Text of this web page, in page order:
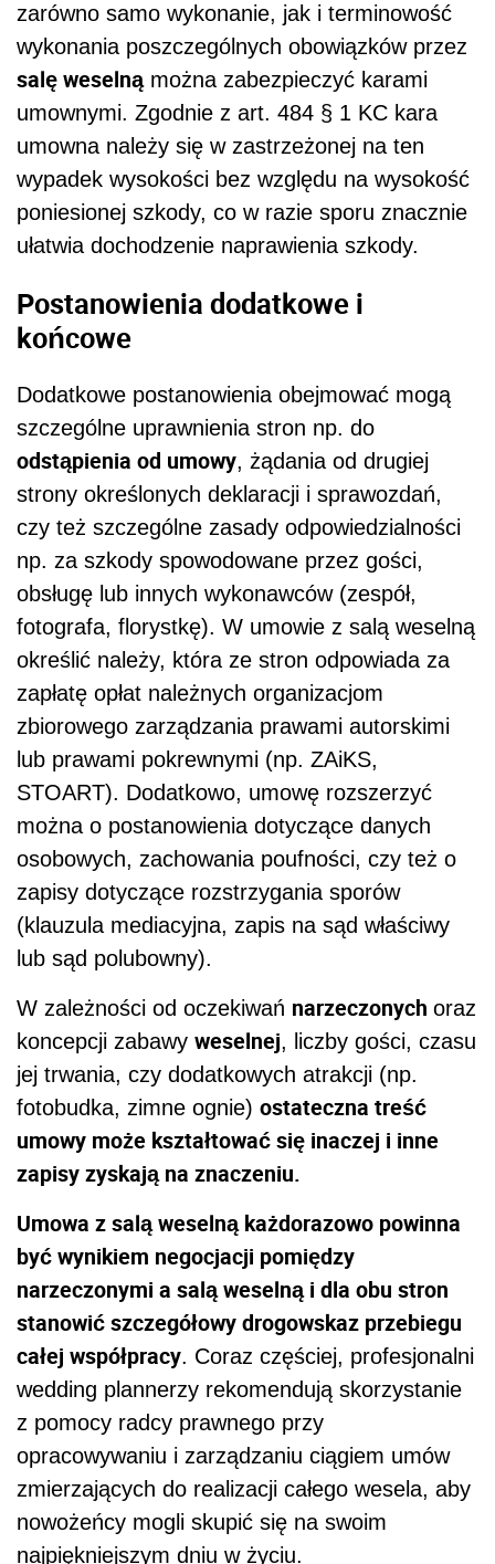
zarówno samo wykonanie, jak i terminowość
wykonania poszczególnych obowiązków przez
salę weselnąmożna zabezpieczyć karami
umownymi. Zgodnie z art. 484 § 1 KC kara
umowna należy się w zastrzeżonej na ten
wypadek wysokości bez względu na wysokość
poniesionej szkody, co w razie sporu znacznie
ułatwia dochodzenie naprawienia szkody.
Postanowienia dodatkowe i
końcowe
Dodatkowe postanowienia obejmować mogą
szczególne uprawnienia stron np. do
odstąpienia od umowy, żądania od drugiej
strony określonych deklaracji i sprawozdań,
czy też szczególne zasady odpowiedzialności
np. za szkody spowodowane przez gości,
obsługę lub innych wykonawców (zespół,
fotografa, florystkę). W umowie z salą weselną
określić należy, która ze stron odpowiada za
zapłatę opłat należnych organizacjom
zbiorowego zarządzania prawami autorskimi
lub prawami pokrewnymi (np. ZAiKS,
STOART). Dodatkowo, umowę rozszerzyć
można o postanowienia dotyczące danych
osobowych, zachowania poufności, czy też o
zapisy dotyczące rozstrzygania sporów
(klauzula mediacyjna, zapis na sąd właściwy
lub sąd polubowny).
W zależności od oczekiwań narzeczonych oraz
koncepcji zabawy weselnej, liczby gości, czasu
jej trwania, czy dodatkowych atrakcji (np.
fotobudka, zimne ognie) ostateczna treść
umowy może kształtować się inaczej i inne
zapisy zyskają na znaczeniu.
Umowa z salą weselną każdorazowo powinna
być wynikiem negocjacji pomiędzy
narzeczonymi a salą weselną i dla obu stron
stanowić szczegółowy drogowskaz przebiegu
całej współpracy. Coraz częściej, profesjonalni
wedding plannerzy rekomendują skorzystanie
z pomocy radcy prawnego przy
opracowywaniu i zarządzaniu ciągiem umów
zmierzających do realizacji całego wesela, aby
nowożeńcy mogli skupić się na swoim
najpiękniejszym dniu w życiu.